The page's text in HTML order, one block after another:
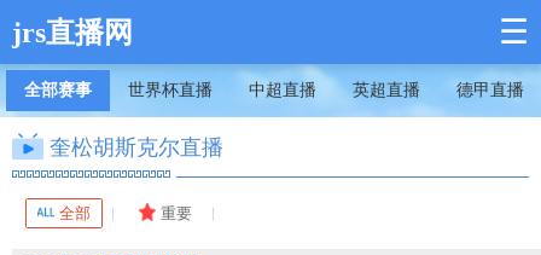
jrs直播网 ☰
全部赛事 世界杯直播 中超直播 英超直播 德甲直播
奎松胡斯克尔直播